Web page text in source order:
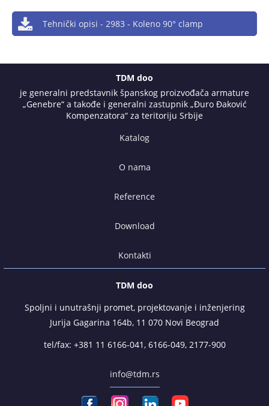
Tehnički opisi - 2983 - Koleno 90° clamp
TDM doo
je generalni predstavnik španskog proizvođača armature
„Genebre“ a takođe i generalni zastupnik „Đuro Đaković
Kompenzatora“ za teritoriju Srbije
Katalog
O nama
Reference
Download
Kontakti
TDM doo
Spoljni i unutrašnji promet, projektovanje i inženjering
Jurija Gagarina 164b, 11 070 Novi Beograd
tel/fax: +381 11 6166-041 , 6166-049, 2177-900
info@tdm.rs